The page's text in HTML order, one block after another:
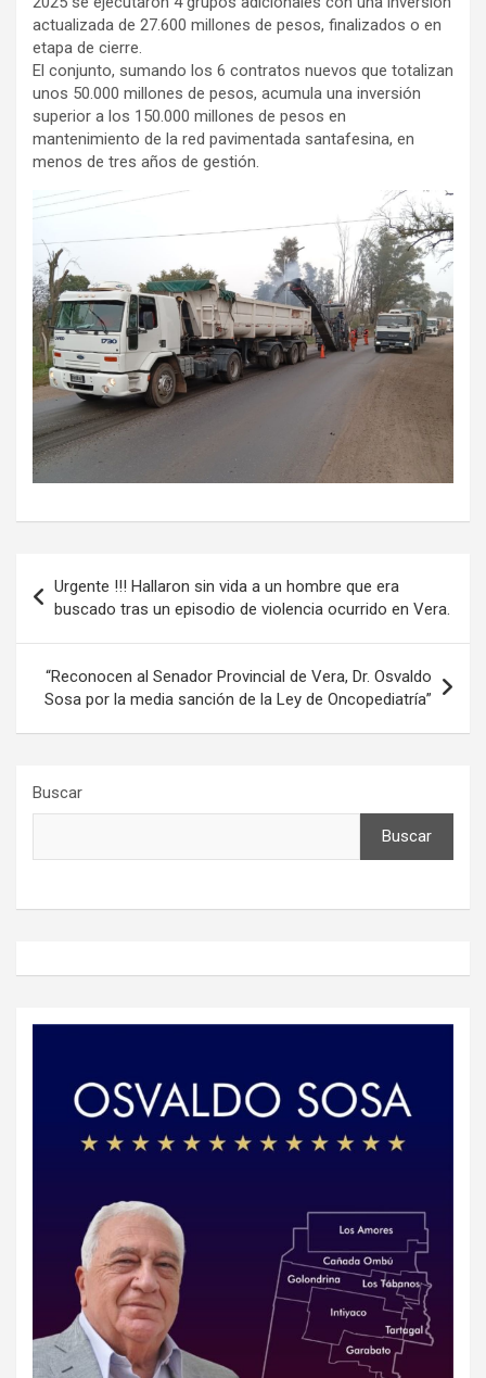
actualizada de 27.600 millones de pesos, finalizados o en
etapa de cierre.
El conjunto, sumando los 6 contratos nuevos que totalizan
unos 50.000 millones de pesos, acumula una inversión
superior a los 150.000 millones de pesos en
mantenimiento de la red pavimentada santafesina, en
menos de tres años de gestión.
de
entradas
Urgente !!! Hallaron sin vida a un hombre que era
buscado tras un episodio de violencia ocurrido en Vera.
“Reconocen al Senador Provincial de Vera, Dr. Osvaldo
Sosa por la media sanción de la Ley de Oncopediatría”
Buscar
Buscar